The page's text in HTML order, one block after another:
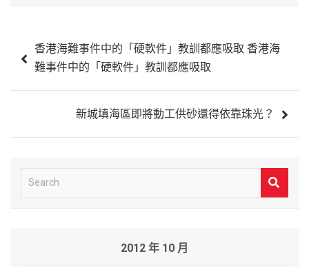
章 香港海難事件中的「硬軟件」教訓都應吸取 香港海
難事件中的「硬軟件」教訓都應吸取
新城填海區即將動工供砂還得依靠珠光？
e
2012 年 10 月